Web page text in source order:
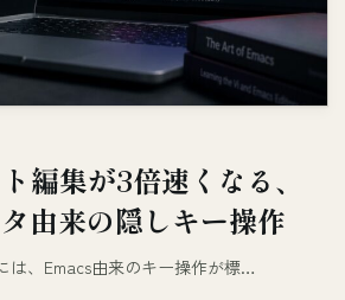
編集が3倍速くなる、
由来の隠しキー操作
は、Emacs由来のキー操作が標…